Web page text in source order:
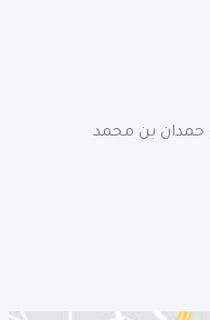
حمدان بن محمد